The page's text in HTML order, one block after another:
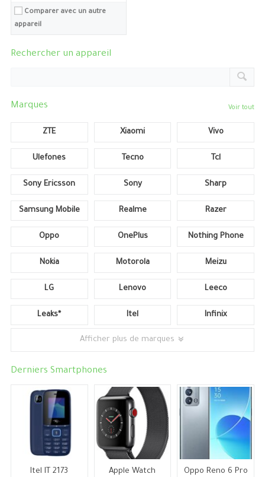
Comparer avec un autre
appareil
Rechercher un appareil
Marques Voir tout
ZTE Xiaomi Vivo
Ulefones Tecno Tcl
Sony Ericsson Sony Sharp
Samsung Mobile Realme Razer
Oppo OnePlus Nothing Phone
Nokia Motorola Meizu
LG Lenovo Leeco
Leaks* Itel Infinix
Afficher plus de marques
Derniers Smartphones
Itel IT 2173
Apple Watch
Oppo Reno 6 Pro